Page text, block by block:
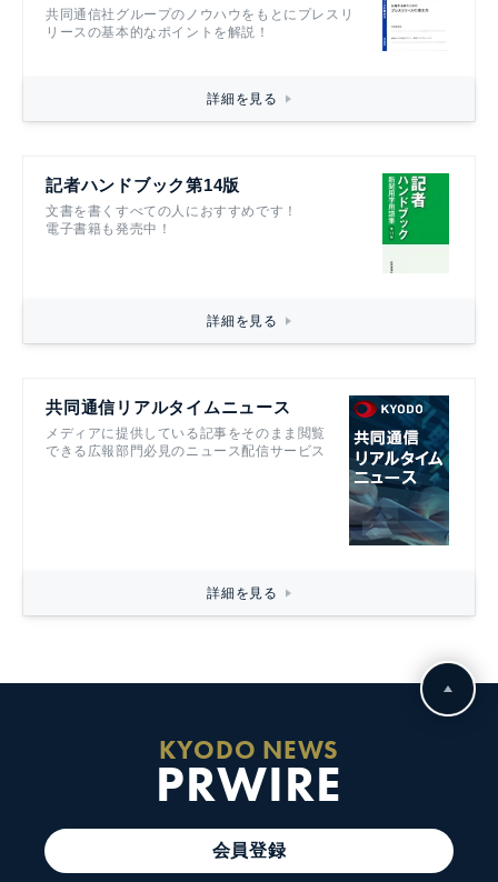
共同通信社グループのノウハウをもとにプレスリ
リースの基本的なポイントを解説！
詳細を見る
記者ハンドブック第14版
文書を書くすべての人におすすめです！
電子書籍も発売中！
詳細を見る
共同通信リアルタイムニュース
メディアに提供している記事をそのまま閲覧
できる広報部門必見のニュース配信サービス
詳細を見る
KYODO NEWS
PRWIRE
会員登録